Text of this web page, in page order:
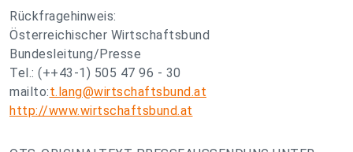
Rückfragehinweis:
Österreichischer Wirtschaftsbund
Bundesleitung/Presse
Tel.: (++43-1) 505 47 96 - 30
mailto:t.lang@wirtschaftsbund.at
http://www.wirtschaftsbund.at